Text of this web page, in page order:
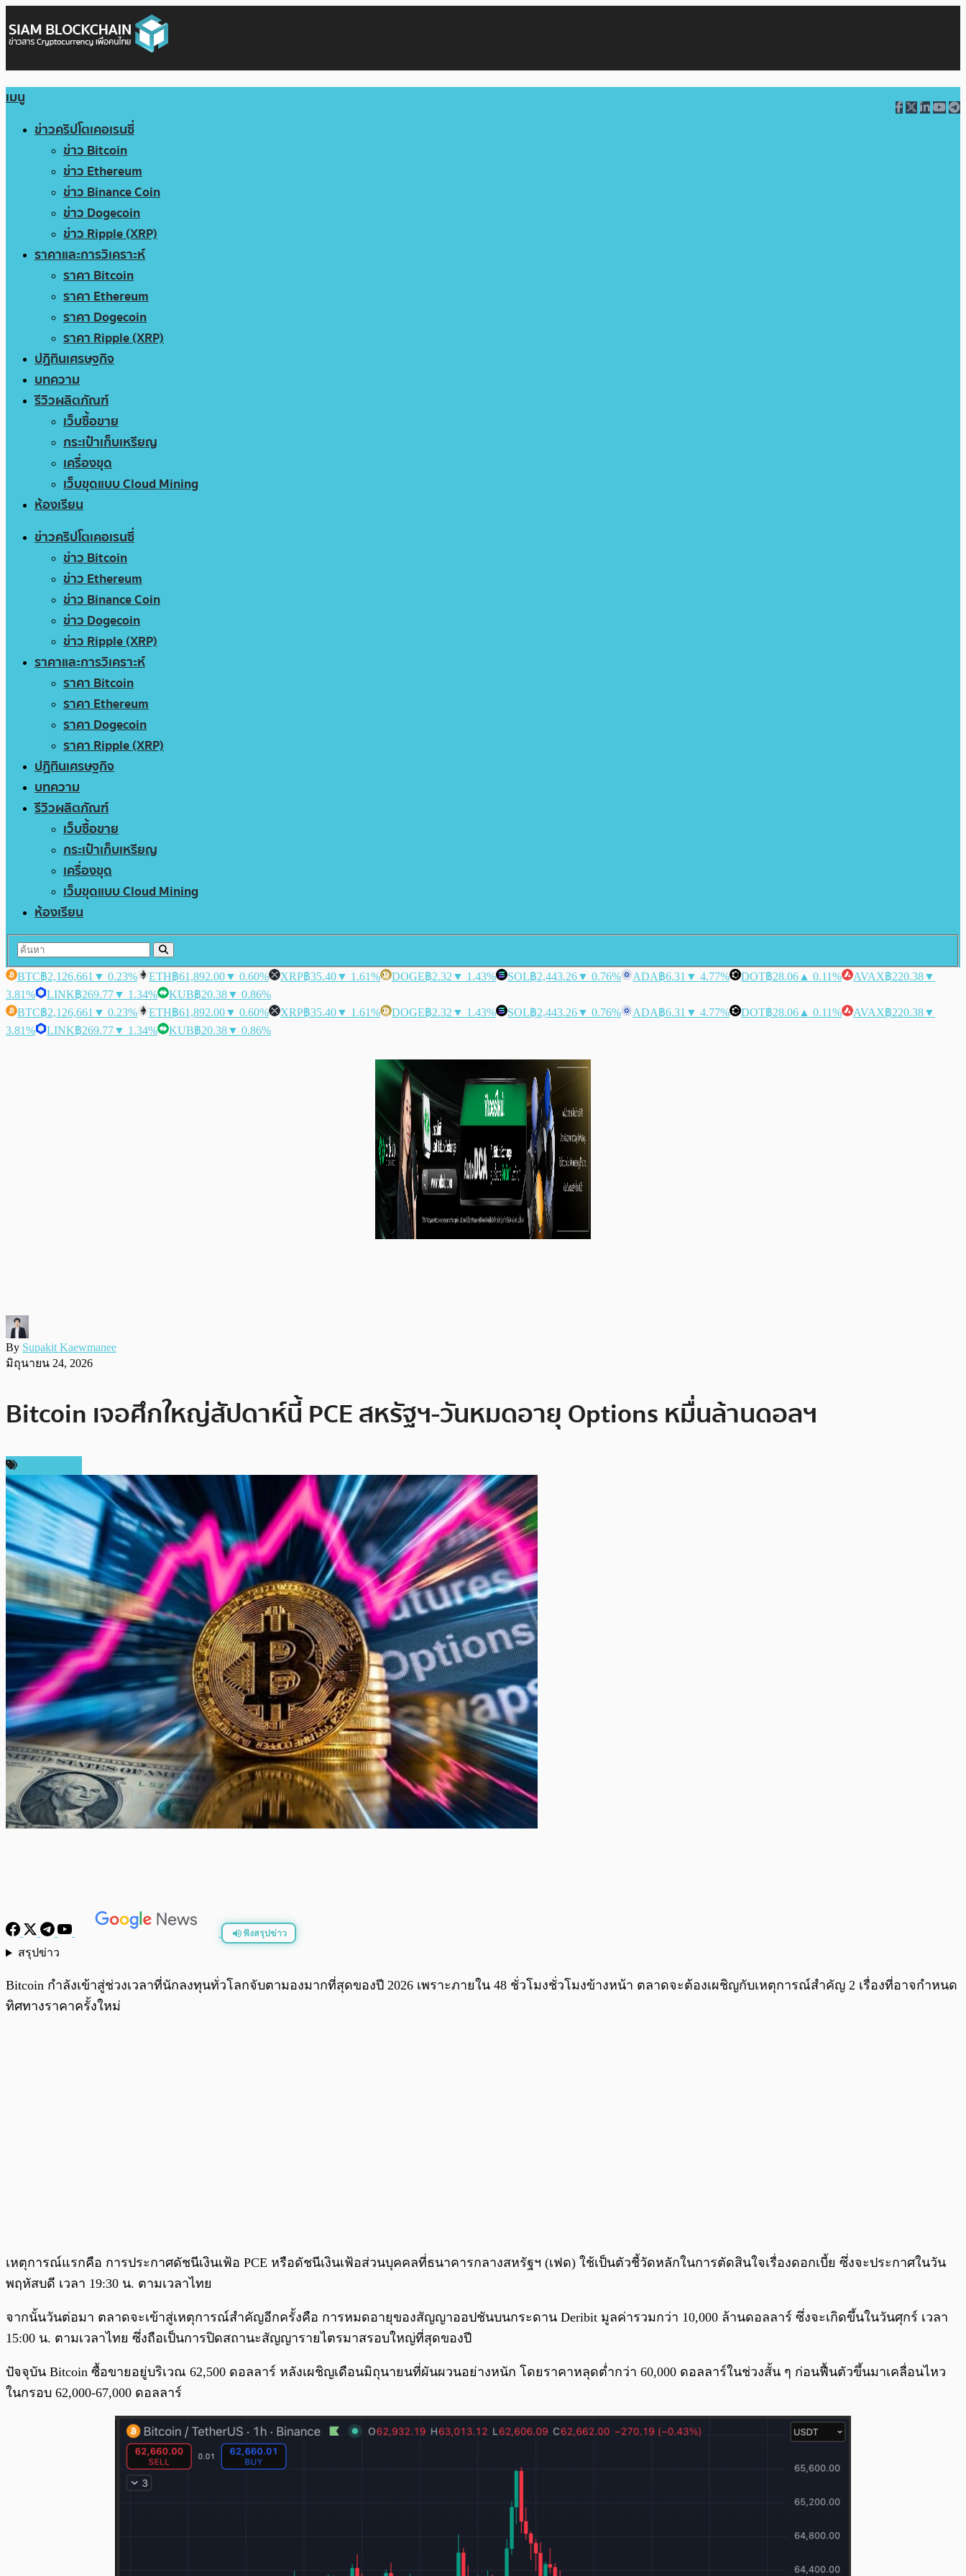
เมนู
ข่าวคริปโตเคอเรนซี่
ข่าว Bitcoin
ข่าว Ethereum
ข่าว Binance Coin
ข่าว Dogecoin
ข่าว Ripple (XRP)
ราคาและการวิเคราะห์
ราคา Bitcoin
ราคา Ethereum
ราคา Dogecoin
ราคา Ripple (XRP)
ปฏิทินเศรษฐกิจ
บทความ
รีวิวผลิตภัณฑ์
เว็บซื้อขาย
กระเป๋าเก็บเหรียญ
เครื่องขุด
เว็บขุดแบบ Cloud Mining
ห้องเรียน
ข่าวคริปโตเคอเรนซี่
ข่าว Bitcoin
ข่าว Ethereum
ข่าว Binance Coin
ข่าว Dogecoin
ข่าว Ripple (XRP)
ราคาและการวิเคราะห์
ราคา Bitcoin
ราคา Ethereum
ราคา Dogecoin
ราคา Ripple (XRP)
ปฏิทินเศรษฐกิจ
บทความ
รีวิวผลิตภัณฑ์
เว็บซื้อขาย
กระเป๋าเก็บเหรียญ
เครื่องขุด
เว็บขุดแบบ Cloud Mining
ห้องเรียน
BTC฿2,126,661 ▼ 0.23% ETH฿61,892.00▼ 0.60% XRP฿35.40▼ 1.61% DOGE฿2.32 ▼ 1.43% SOL฿2,443.26▼ 0.76% ADA฿6.31 ▼ 4.77% DOT฿28.06 ▲ 0.11% AVAX฿220.38▼
3.81%
LINK฿269.77▼ 1.34% KUB฿20.38▼ 0.86%
BTC฿2,126,661 ▼ 0.23% ETH฿61,892.00▼ 0.60% XRP฿35.40▼ 1.61% DOGE฿2.32 ▼ 1.43% SOL฿2,443.26▼ 0.76% ADA฿6.31 ▼ 4.77% DOT฿28.06 ▲ 0.11% AVAX฿220.38▼
3.81%
LINK฿269.77▼ 1.34% KUB฿20.38▼ 0.86%
By Supakit Kaewmanee
มิถุนายน 24, 2026
Bitcoin เจอศึกใหญ่สัปดาห์นี้ PCE สหรัฐฯ-วันหมดอายุ Options หมื่นล้านดอลฯ
ฟังสรุปข่าว
สรุปข่าว
Bitcoin กำลังเข้าสู่ช่วงเวลาที่นักลงทุนทั่วโลกจับตามองมากที่สุดของปี 2026 เพราะภายใน 48 ชั่วโมงชั่วโมงข้างหน้า ตลาดจะต้องเผชิญกับเหตุการณ์สำคัญ 2 เรื่องที่อาจกำหนด
ทิศทางราคาครั้งใหม่
เหตุการณ์แรกคือ การประกาศดัชนีเงินเฟ้อ PCE หรือดัชนีเงินเฟ้อส่วนบุคคลที่ธนาคารกลางสหรัฐฯ (เฟด) ใช้เป็นตัวชี้วัดหลักในการตัดสินใจเรื่องดอกเบี้ย ซึ่งจะประกาศในวัน
พฤหัสบดี เวลา 19:30 น. ตามเวลาไทย
จากนั้นวันต่อมา ตลาดจะเข้าสู่เหตุการณ์สำคัญอีกครั้งคือ การหมดอายุของสัญญาออปชันบนกระดาน Deribit มูลค่ารวมกว่า 10,000 ล้านดอลลาร์ ซึ่งจะเกิดขึ้นในวันศุกร์ เวลา
15:00 น. ตามเวลาไทย ซึ่งถือเป็นการปิดสถานะสัญญารายไตรมาสรอบใหญ่ที่สุดของปี
ปัจจุบัน Bitcoin ซื้อขายอยู่บริเวณ 62,500 ดอลลาร์ หลังเผชิญเดือนมิถุนายนที่ผันผวนอย่างหนัก โดยราคาหลุดต่ำกว่า 60,000 ดอลลาร์ในช่วงสั้น ๆ ก่อนฟื้นตัวขึ้นมาเคลื่อนไหว
ในกรอบ 62,000-67,000 ดอลลาร์